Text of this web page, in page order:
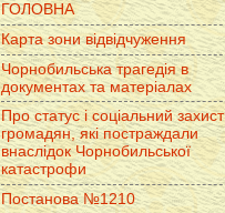
ГОЛОВНА
Карта зони відвідчуження
Чорнобильська трагедія в
документах та матеріалах
Про статус і соціальний захист
громадян, які постраждали
внаслідок Чорнобильської
катастрофи
Постанова №1210